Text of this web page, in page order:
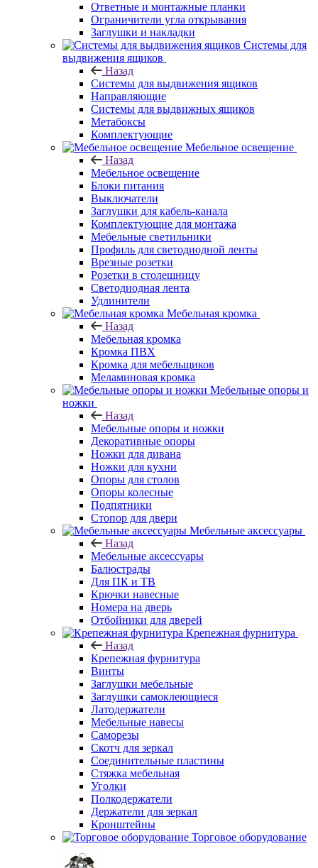
Ответные и монтажные планки
Ограничители угла открывания
Заглушки и накладки
Системы для
выдвижения ящиков
Назад
Системы для выдвижения ящиков
Направляющие
Системы для выдвижных ящиков
Метабоксы
Комплектующие
Мебельное освещение
Назад
Мебельное освещение
Блоки питания
Выключатели
Заглушки для кабель-канала
Комплектующие для монтажа
Мебельные светильники
Профиль для светодиодной ленты
Врезные розетки
Розетки в столешницу
Светодиодная лента
Удлинители
Мебельная кромка
Назад
Мебельная кромка
Кромка ПВХ
Кромка для мебельщиков
Меламиновая кромка
Мебельные опоры и
ножки
Назад
Мебельные опоры и ножки
Декоративные опоры
Ножки для дивана
Ножки для кухни
Опоры для столов
Опоры колесные
Подпятники
Стопор для двери
Мебельные аксессуары
Назад
Мебельные аксессуары
Балюстрады
Для ПК и ТВ
Крючки навесные
Номера на дверь
Отбойники для дверей
Крепежная фурнитура
Назад
Крепежная фурнитура
Винты
Заглушки мебельные
Заглушки самоклеющиеся
Латодержатели
Мебельные навесы
Саморезы
Скотч для зеркал
Соединительные пластины
Стяжка мебельная
Уголки
Полкодержатели
Держатели для зеркал
Кронштейны
Торговое оборудование